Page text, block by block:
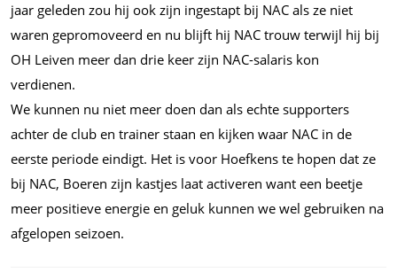
jaar geleden zou hij ook zijn ingestapt bij NAC als ze niet
waren gepromoveerd en nu blijft hij NAC trouw terwijl hij bij
OH Leiven meer dan drie keer zijn NAC-salaris kon
verdienen.
We kunnen nu niet meer doen dan als echte supporters
achter de club en trainer staan en kijken waar NAC in de
eerste periode eindigt. Het is voor Hoefkens te hopen dat ze
bij NAC, Boeren zijn kastjes laat activeren want een beetje
meer positieve energie en geluk kunnen we wel gebruiken na
afgelopen seizoen.